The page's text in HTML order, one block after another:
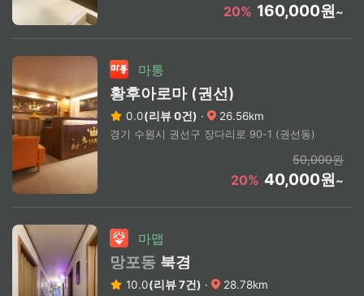
20% 160,000원~
마통
황후아로마 (권선)
0.0(리뷰 0건) · 26.56km
경기 수원시 권선구 장다리로 90-1 (권선동)
50,000원
20% 40,000원~
마맵
망포동 북경
10.0(리뷰 7건) · 28.78km